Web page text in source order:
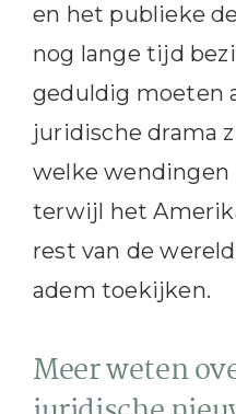
en het publieke
nog lange tijd
geduldig moeten
juridische drama
welke wendingen
terwijl het
rest van de
adem toekijken.
Meer weten